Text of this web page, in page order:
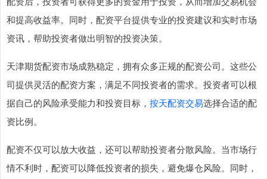
和提高收益率。同时，配资平台提供专业的投资建议和实时市场
资讯，帮助投资者做出明智的投资决策。
天津期货配资市场成熟稳定，拥有众多正规的配资公司。这些公
司提供灵活的配资方案，满足不同投资者的需求。投资者可以根
据自己的风险承受能力和投资目标， 按天配资交易选择合适的配
资比例。
配资不仅可以放大收益，还可以帮助投资者分散风险。当市场行
情不利时，配资可以降低投资者的损失，避免爆仓风险。同时，